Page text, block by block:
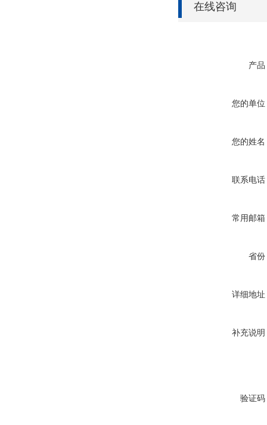
在线咨询
产品
您的单位
您的姓名
联系电话
常用邮箱
省份
详细地址
补充说明
验证码